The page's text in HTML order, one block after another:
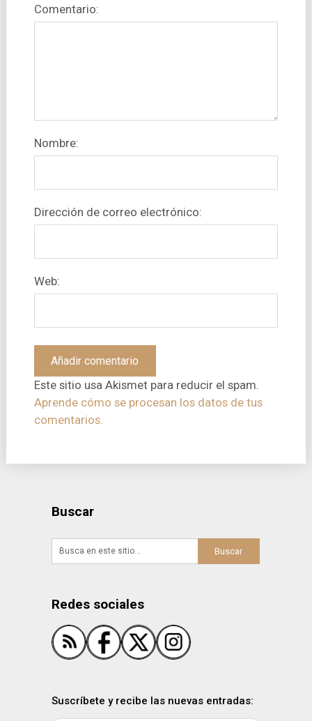
Comentario:
Nombre:
Dirección de correo electrónico:
Web:
Este sitio usa Akismet para reducir el spam.
Aprende cómo se procesan los datos de tus
comentarios.
Buscar
Redes sociales
Suscríbete y recibe las nuevas entradas: